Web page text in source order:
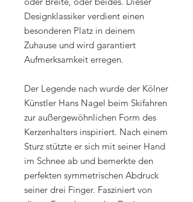
Designklassiker verdient einen
besonderen Platz in deinem
Zuhause und wird garantiert
Aufmerksamkeit erregen.
Der Legende nach wurde der Kölner
Künstler Hans Nagel beim Skifahren
zur außergewöhnlichen Form des
Kerzenhalters inspiriert. Nach einem
Sturz stützte er sich mit seiner Hand
im Schnee ab und bemerkte den
perfekten symmetrischen Abdruck
seiner drei Finger. Fasziniert von